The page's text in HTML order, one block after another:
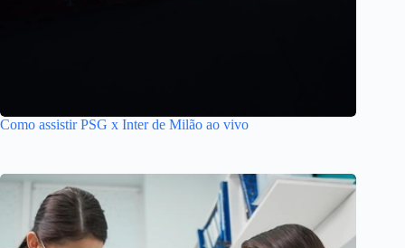
Como assistir PSG x Inter de Milão ao vivo